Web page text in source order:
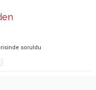
soruldu